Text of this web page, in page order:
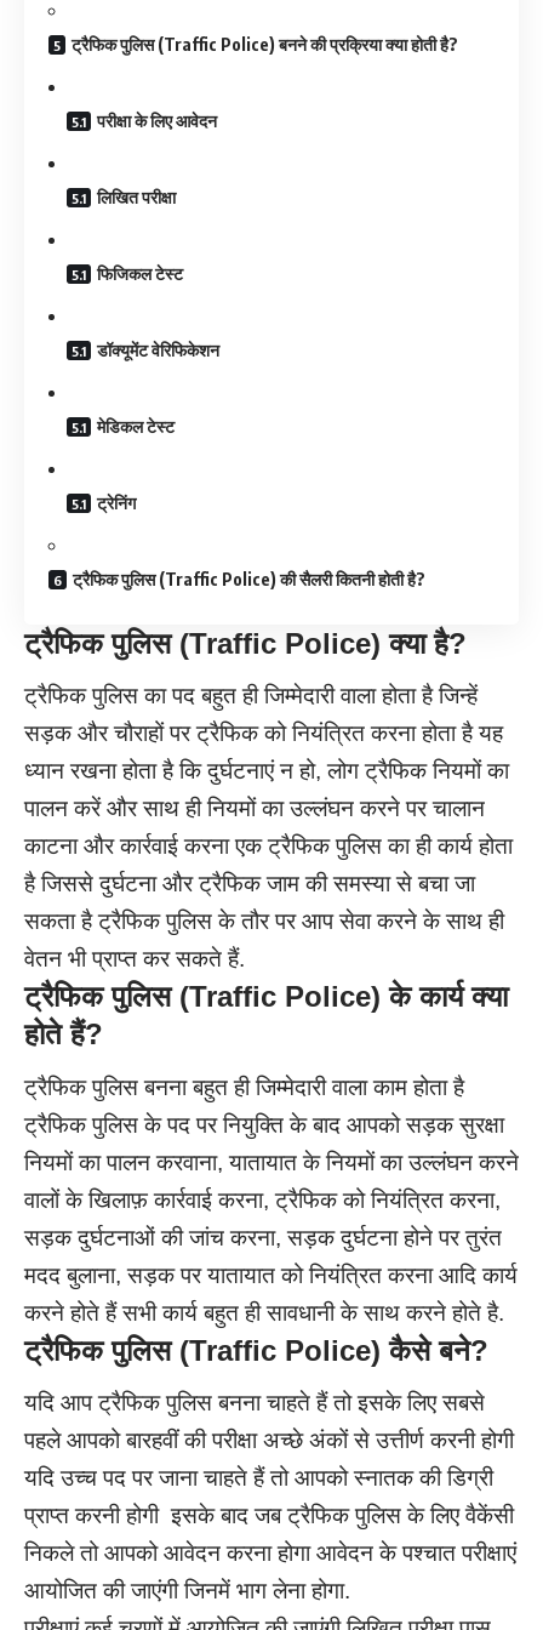
ट्रैफिक पुलिस (Traffic Police) बनने की प्रक्रिया क्या होती है?
परीक्षा के लिए आवेदन
लिखित परीक्षा
फिजिकल टेस्ट
डॉक्यूमेंट वेरिफिकेशन
मेडिकल टेस्ट
ट्रेनिंग
ट्रैफिक पुलिस (Traffic Police) की सैलरी कितनी होती है?
ट्रैफिक पुलिस (Traffic Police) क्या है?
ट्रैफिक पुलिस का पद बहुत ही जिम्मेदारी वाला होता है जिन्हें
सड़क और चौराहों पर ट्रैफिक को नियंत्रित करना होता है यह
ध्यान रखना होता है कि दुर्घटनाएं न हो, लोग ट्रैफिक नियमों का
पालन करें और साथ ही नियमों का उल्लंघन करने पर चालान
काटना और कार्रवाई करना एक ट्रैफिक पुलिस का ही कार्य होता
है जिससे दुर्घटना और ट्रैफिक जाम की समस्या से बचा जा
सकता है ट्रैफिक पुलिस के तौर पर आप सेवा करने के साथ ही
वेतन भी प्राप्त कर सकते हैं.
ट्रैफिक पुलिस(Traffic Police)के कार्य क्या
होते हैं?
ट्रैफिक पुलिस बनना बहुत ही जिम्मेदारी वाला काम होता है
ट्रैफिक पुलिस के पद पर नियुक्ति के बाद आपको सड़क सुरक्षा
नियमों का पालन करवाना, यातायात के नियमों का उल्लंघन करने
वालों के खिलाफ़ कार्रवाई करना, ट्रैफिक को नियंत्रित करना,
सड़क दुर्घटनाओं की जांच करना, सड़क दुर्घटना होने पर तुरंत
मदद बुलाना, सड़क पर यातायात को नियंत्रित करना आदि कार्य
करने होते हैं सभी कार्य बहुत ही सावधानी के साथ करने होते है.
ट्रैफिक पुलिस (Traffic Police)कैसे बने?
यदि आप ट्रैफिक पुलिस बनना चाहते हैं तो इसके लिए सबसे
पहले आपको बारहवीं की परीक्षा अच्छे अंकों से उत्तीर्ण करनी होगी
यदि उच्च पद पर जाना चाहते हैं तो आपको स्नातक की डिग्री
प्राप्त करनी होगी इसके बाद जब ट्रैफिक पुलिस के लिए वैकेंसी
निकले तो आपको आवेदन करना होगा आवेदन के पश्चात परीक्षाएं
आयोजित की जाएंगी जिनमें भाग लेना होगा.